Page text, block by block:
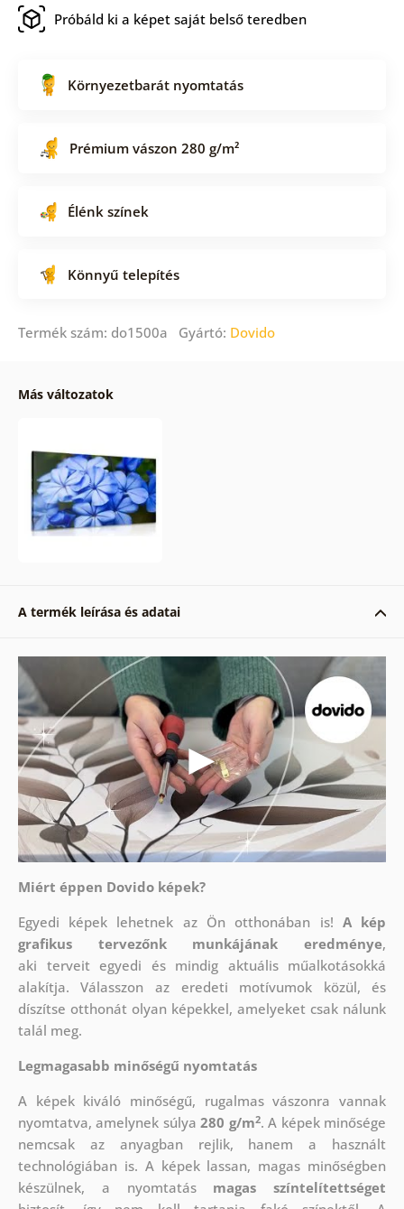
Próbáld ki a képet saját belső teredben
Környezetbarát nyomtatás
Prémium vászon 280 g/m²
Élénk színek
Könnyű telepítés
Termék szám: do1500a Gyártó: Dovido
Más változatok
A termék leírása és adatai
Miért éppen Dovido képek?
Egyedi képek lehetnek az Ön otthonában is! A kép
grafikus tervezőnk munkájának eredménye,
aki terveit egyedi és mindig aktuális műalkotásokká
alakítja. Válasszon az eredeti motívumok közül, és
díszítse otthonát olyan képekkel, amelyeket csak nálunk
talál meg.
Legmagasabb minőségű nyomtatás
A képek kiváló minőségű, rugalmas vászonra vannak
nyomtatva, amelynek súlya280 g/m2. A képek minősége
nemcsak az anyagban rejlik, hanem a használt
technológiában is. A képek lassan, magas minőségben
készülnek, a nyomtatás magas színtelítettséget